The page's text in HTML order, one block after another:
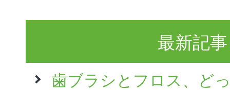
最新記事
歯ブラシとフロス、ど